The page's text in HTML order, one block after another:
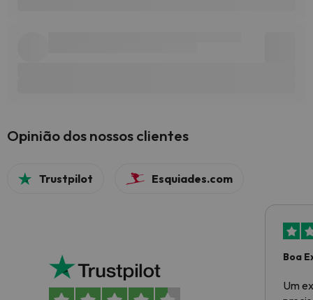
Opinião dos nossos clientes
Trustpilot Esquiades.com
Boa
Um